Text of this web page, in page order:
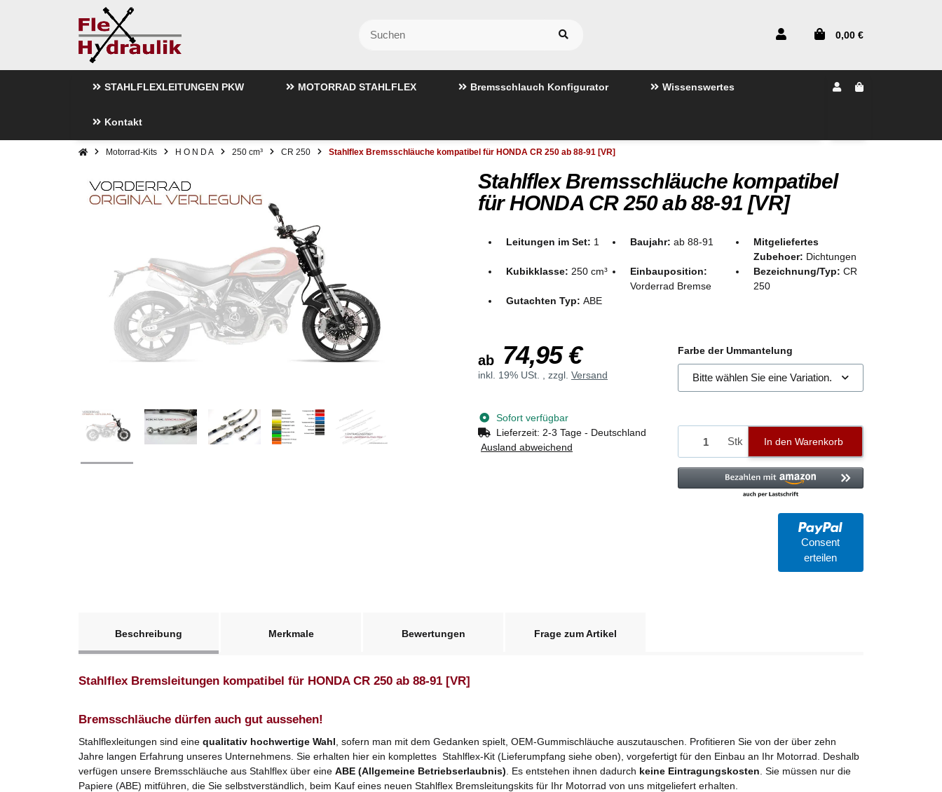
0,00 €
STAHLFLEXLEITUNGEN PKW MOTORRAD STAHLFLEX Bremsschlauch Konfigurator Wissenswertes
Kontakt
Motorrad-Kits H O N D A 250 cm³ CR 250 Stahlflex Bremsschläuche kompatibel für HONDA CR 250 ab 88-91 [VR]
Stahlflex Bremsschläuche kompatibel
für HONDA CR 250 ab 88-91 [VR]
Leitungen im Set: 1 Baujahr: ab 88-91
Mitgeliefertes
Zubehoer: Dichtungen
Kubikklasse: 250 cm³
Einbauposition:
Vorderrad Bremse
Bezeichnung/Typ:CR
250
Gutachten Typ: ABE
ab 74,95 €
inkl. 19% USt. , zzgl. Versand
Sofort verfügbar
Lieferzeit: 2-3 Tage - Deutschland
Ausland abweichend
Farbe der Ummantelung
Bitte wählen Sie eine Variation.
Stk In den Warenkorb
Consent
erteilen
Beschreibung
Merkmale Bewertungen Frage zum Artikel
Stahlflex Bremsleitungen kompatibel für HONDA CR 250 ab 88-91 [VR]
Bremsschläuche dürfen auch gut aussehen!
Stahlflexleitungen sind eine qualitativ hochwertige Wahl , sofern man mit dem Gedanken spielt, OEM-Gummischläuche auszutauschen. Profitieren Sie von der über zehn
Jahre langen Erfahrung unseres Unternehmens. Sie erhalten hier ein komplettes Stahlflex-Kit (Lieferumpfang siehe oben), vorgefertigt für den Einbau an Ihr Motorrad. Deshalb
verfügen unsere Bremsschläuche aus Stahlflex über eine ABE (Allgemeine Betriebserlaubnis) . Es entstehen ihnen dadurch keine Eintragungskosten . Sie müssen nur die
Papiere (ABE) mitführen, die Sie selbstverständlich, beim Kauf eines neuen Stahlflex Bremsleitungskits für Ihr Motorrad von uns mitgeliefert erhalten.